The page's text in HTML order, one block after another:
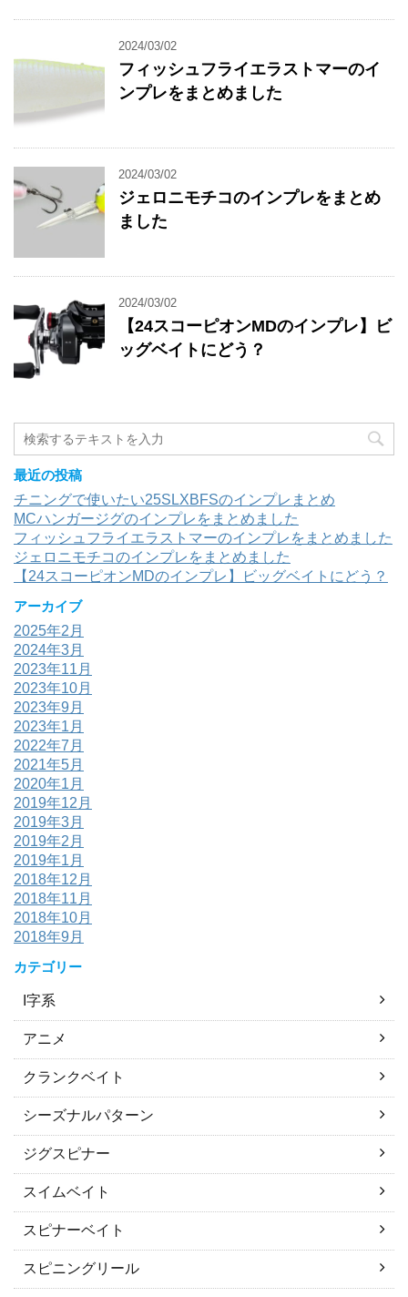
2024/03/02
フィッシュフライエラストマーのイ
ンプレをまとめました
2024/03/02
ジェロニモチコのインプレをまとめ
ました
2024/03/02
【24スコーピオンMDのインプレ】ビ
ッグベイトにどう？
最近の投稿
チニングで使いたい25SLXBFSのインプレまとめ
MCハンガージグのインプレをまとめました
フィッシュフライエラストマーのインプレをまとめました
ジェロニモチコのインプレをまとめました
【24スコーピオンMDのインプレ】ビッグベイトにどう？
アーカイブ
2025年2月
2024年3月
2023年11月
2023年10月
2023年9月
2023年1月
2022年7月
2021年5月
2020年1月
2019年12月
2019年3月
2019年2月
2019年1月
2018年12月
2018年11月
2018年10月
2018年9月
カテゴリー
I字系
アニメ
クランクベイト
シーズナルパターン
ジグスピナー
スイムベイト
スピナーベイト
スピニングリール